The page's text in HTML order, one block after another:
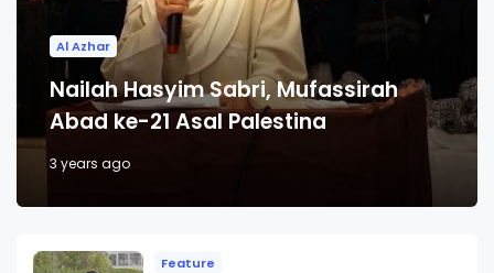
Al Azhar
Nailah Hasyim Sabri, Mufassirah
Abad ke-21 Asal Palestina
3 years ago
Feature